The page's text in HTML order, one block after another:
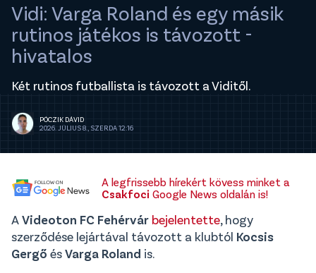
Vidi: Varga Roland és egy másik
rutinos játékos is távozott -
hivatalos
Két rutinos futballista is távozott a Viditől.
PÓCZIK DÁVID
2026. JÚLIUS 8., SZERDA 12:16
A legfrissebb hírekért kövess minket a
Csakfoci Google News oldalán is!
AVideoton FC Fehérvár bejelentette, hogy
szerződése lejártával távozott a klubtól Kocsis
Gergő ésVarga Roland is.